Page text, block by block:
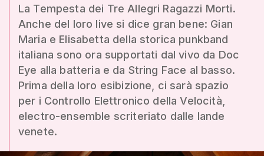
La Tempesta dei Tre Allegri Ragazzi Morti.
Anche del loro live si dice gran bene: Gian
Maria e Elisabetta della storica punkband
italiana sono ora supportati dal vivo da Doc
Eye alla batteria e da String Face al basso.
Prima della loro esibizione, ci sarà spazio
per i Controllo Elettronico della Velocità,
electro-ensemble scriteriato dalle lande
venete.